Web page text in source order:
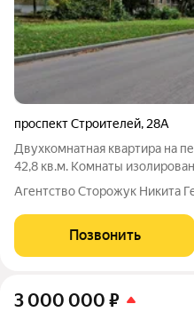
проспект Строителей, 28А
Двухкомнатная квартира на
42,8 кв.м. Комнаты
Отлично подойдет под
Агентство Сторожук Никита
Позвонить
3 000 000 ₽